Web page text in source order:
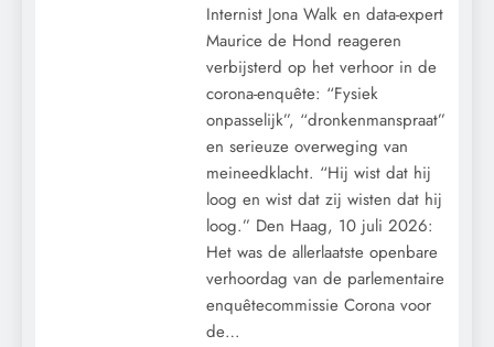
Internist Jona Walk en data-expert
Maurice de Hond reageren
verbijsterd op het verhoor in de
corona-enquête: “Fysiek
onpasselijk”, “dronkenmanspraat”
en serieuze overweging van
meineedklacht. “Hij wist dat hij
loog en wist dat zij wisten dat hij
loog.” Den Haag, 10 juli 2026:
Het was de allerlaatste openbare
verhoordag van de parlementaire
enquêtecommissie Corona voor
de…